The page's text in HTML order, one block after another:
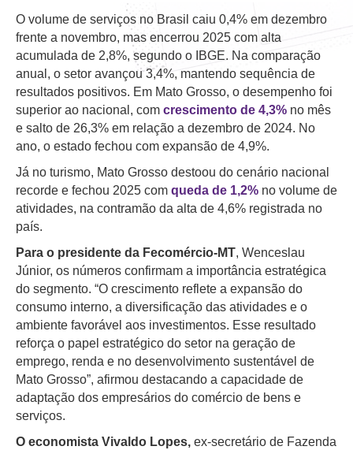
O volume de serviços no Brasil caiu 0,4% em dezembro
frente a novembro, mas encerrou 2025 com alta
acumulada de 2,8%, segundo o IBGE. Na comparação
anual, o setor avançou 3,4%, mantendo sequência de
resultados positivos. Em Mato Grosso, o desempenho foi
superior ao nacional, com crescimento de 4,3% no mês
e salto de 26,3% em relação a dezembro de 2024. No
ano, o estado fechou com expansão de 4,9%.
Já no turismo, Mato Grosso destoou do cenário nacional
recorde e fechou 2025 com queda de 1,2% no volume de
atividades, na contramão da alta de 4,6% registrada no
país.
Para o presidente da Fecomércio-MT, Wenceslau
Júnior, os números confirmam a importância estratégica
do segmento. “O crescimento reflete a expansão do
consumo interno, a diversificação das atividades e o
ambiente favorável aos investimentos. Esse resultado
reforça o papel estratégico do setor na geração de
emprego, renda e no desenvolvimento sustentável de
Mato Grosso”, afirmou destacando a capacidade de
adaptação dos empresários do comércio de bens e
serviços.
O economista Vivaldo Lopes, ex-secretário de Fazenda